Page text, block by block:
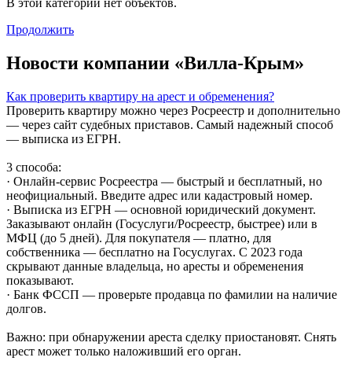
В этой категории нет объектов.
Продолжить
Новости компании «Вилла-Крым»
Как проверить квартиру на арест и обременения?
Проверить квартиру можно через Росреестр и дополнительно
— через сайт судебных приставов. Самый надежный способ
— выписка из ЕГРН.
3 способа:
· Онлайн-сервис Росреестра — быстрый и бесплатный, но
неофициальный. Введите адрес или кадастровый номер.
· Выписка из ЕГРН — основной юридический документ.
Заказывают онлайн (Госуслуги/Росреестр, быстрее) или в
МФЦ (до 5 дней). Для покупателя — платно, для
собственника — бесплатно на Госуслугах. С 2023 года
скрывают данные владельца, но аресты и обременения
показывают.
· Банк ФССП — проверьте продавца по фамилии на наличие
долгов.
Важно: при обнаружении ареста сделку приостановят. Снять
арест может только наложивший его орган.